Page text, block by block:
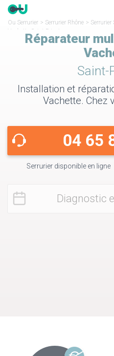
Ou Serrurier > Serrurier Rhône > Serrurier
Vachette Saint-Priest
Réparateur
Saint-
Installation et
Vachette. Chez
04 65
Serrurier disponible en ligne
Diagnostic